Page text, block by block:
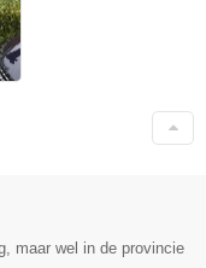
maar wel in de provincie